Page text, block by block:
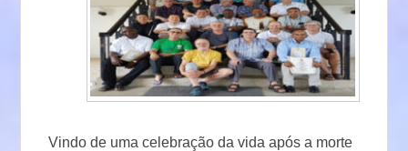
Vindo de uma celebração da vida após a morte